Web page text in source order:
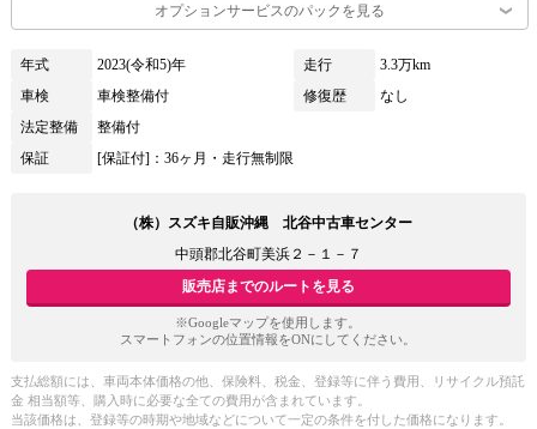
オプションサービスのパックを見る
年式 2023(令和5)年 走行
3.3万km
車検
車検整備付 修復歴
なし
法定整備
整備付
保証
[保証付]：36ヶ月・走行無制限
（株）スズキ自販沖縄 北谷中古車センター
中頭郡北谷町美浜２－１－７
販売店までのルートを見る
※Googleマップを使用します。
スマートフォンの位置情報をONにしてください。
支払総額には、車両本体価格の他、保険料、税金、登録等に伴う費用、リサイクル預託
金 相当額等、購入時に必要な全ての費用が含まれています。
当該価格は、登録等の時期や地域などについて一定の条件を付した価格になります。